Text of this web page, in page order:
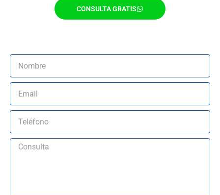
CONSULTA GRATIS